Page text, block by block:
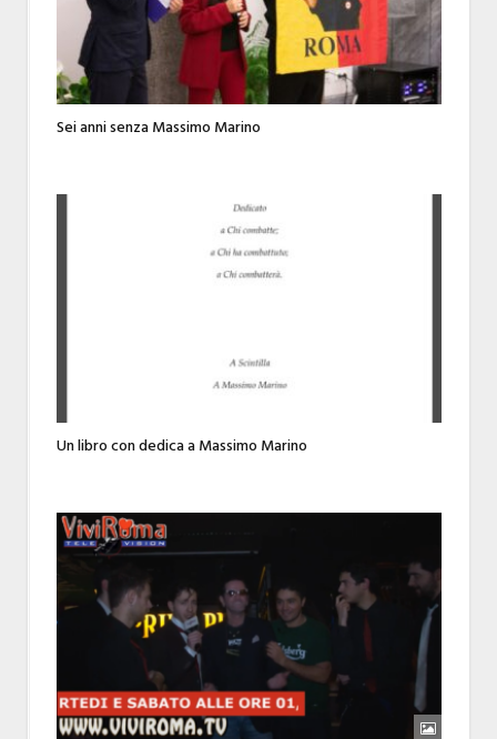
Sei anni senza Massimo Marino
Un libro con dedica a Massimo Marino